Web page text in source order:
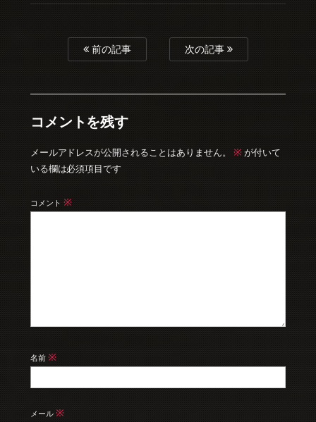
前の記事 次の記事
コメントを残す
メールアドレスが公開されることはありません。 ※ が付いて
いる欄は必須項目です
コメント ※
名前 ※
メール ※